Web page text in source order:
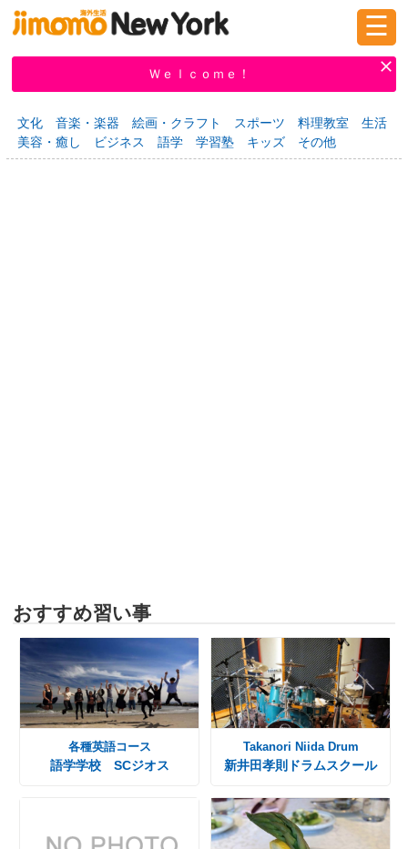
掲示板 タウン情報 教えて！
☰
Ｗｅｌｃｏｍｅ！
文化 音楽・楽器 絵画・クラフト スポーツ 料理教室
生活
美容・癒し
ビジネス 語学 学習塾 キッズ その他
おすすめ習い事
各種英語コース
語学学校 SCジオス
Takanori Niida Drum
新井田孝則ドラムスクール